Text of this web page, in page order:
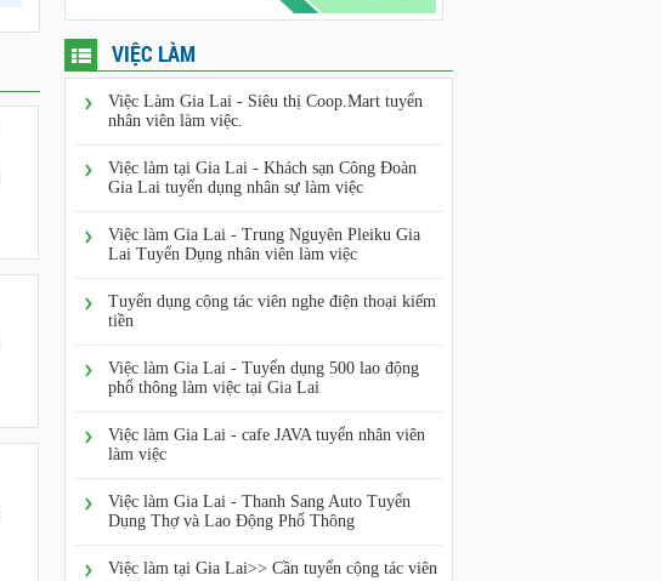
VIỆC LÀM
Việc Làm Gia Lai - Siêu thị Coop.Mart tuyển
nhân viên làm việc.
Việc làm tại Gia Lai - Khách sạn Công Đoàn
Gia Lai tuyển dụng nhân sự làm việc
Việc làm Gia Lai - Trung Nguyên Pleiku Gia
Lai Tuyển Dụng nhân viên làm việc
Tuyển dụng cộng tác viên nghe điện thoại kiếm
tiền
Việc làm Gia Lai - Tuyển dụng 500 lao động
phổ thông làm việc tại Gia Lai
Việc làm Gia Lai - cafe JAVA tuyển nhân viên
làm việc
Việc làm Gia Lai - Thanh Sang Auto Tuyển
Dụng Thợ và Lao Động Phổ Thông
Việc làm tại Gia Lai>> Cần tuyển cộng tác viên